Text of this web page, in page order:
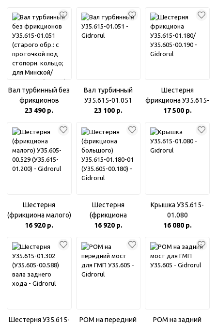
Вал турбинный без
фрикционов
У35.615-01.051
проточкой под
стопорн. кольцо;
для Минской/
Муромской ГМКП)
23 490 р.
Вал турбинный
У35.615-01.051
23 100 р.
Шестерня
фрикциона У35.615-
01.180/У35.605-
17 500 р.
Шестерня
(фрикциона малого)
У35.605-00.529
16 920 р.
Шестерня
(фрикциона
большого) У35.615-
00.180)
16 920 р.
Крышка У35.615-
01.080
16 080 р.
Шестерня У35.615-
РОМ на передний
РОМ на задний